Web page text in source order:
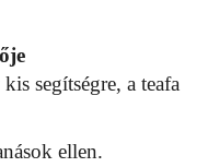
segítségre, a teafa
ellen.